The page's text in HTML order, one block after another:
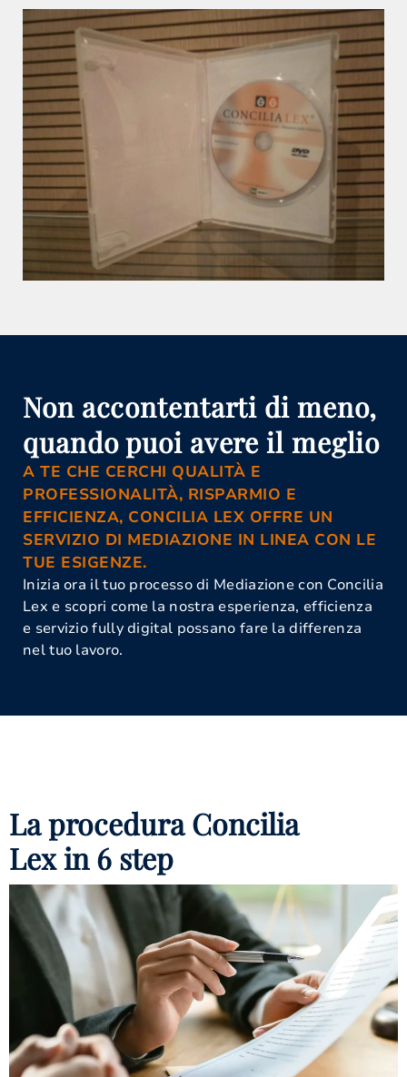
Non accontentarti di meno,
quando puoi avere il meglio
A TE CHE CERCHI QUALITÀ E
PROFESSIONALITÀ, RISPARMIO E
EFFICIENZA, CONCILIA LEX OFFRE UN
SERVIZIO DI MEDIAZIONE IN LINEA CON LE
TUE ESIGENZE.
Inizia ora il tuo processo di Mediazione con Concilia
Lex e scopri come la nostra esperienza, efficienza
e servizio fully digital possano fare la differenza
nel tuo lavoro.
La procedura Concilia
Lex in 6 step